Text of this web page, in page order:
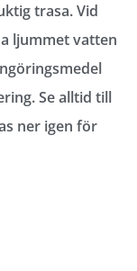
trasa. Vid
ljummet vatten
Se alltid till
ner igen för